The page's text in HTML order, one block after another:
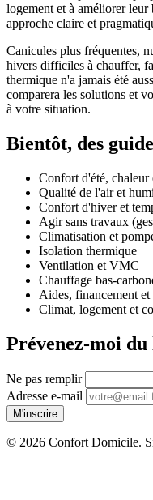
logement et à améliorer
approche claire et
Canicules plus fréquentes,
hivers difficiles à chauffer,
thermique n'a jamais été
comparera les solutions et
à votre situation.
Bientôt, des
Confort d'été, chaleur
Qualité de l'air et
Confort d'hiver et
Agir sans travaux
Climatisation et
Isolation thermique
Ventilation et VMC
Chauffage bas-
Aides, financement et
Climat, logement et
Prévenez-moi du
Ne pas remplir
Adresse e-mail
M'inscrire
© 2026 Confort Domicile.